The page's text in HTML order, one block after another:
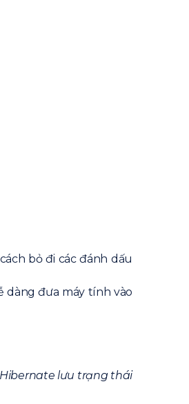
bỏ đi các đánh dấu
dàng đưa máy tính vào
Hibernate lưu trạng thái